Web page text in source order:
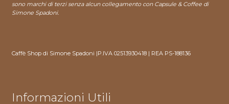
sono marchi di terzi senza alcun collegamento con Capsule & Coffee di
Simone Spadoni.
Caffè Shop di Simone Spadoni |P.IVA 02513930418 | REA PS-188136
Informazioni Utili